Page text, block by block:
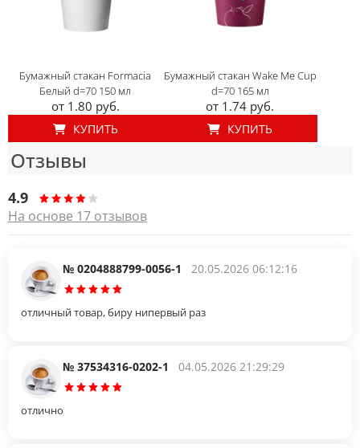
Бумажный стакан Formacia
Белый d=70 150 мл
от 1.80 руб.
КУПИТЬ
Бумажный стакан Wake Me Cup
d=70 165 мл
от 1.74 руб.
КУПИТЬ
Отзывы
4.9
На основе 17 отзывов
№ 0204888799-0056-1 20.05.2026 06:12:16
отличный товар, биру нипервый раз
№ 37534316-0202-1 04.05.2026 21:29:29
отлично